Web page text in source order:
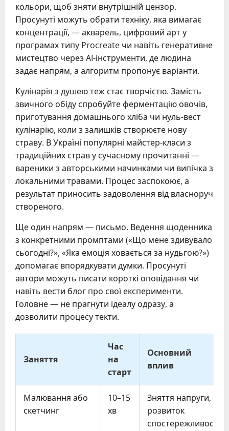
кольори, щоб зняти внутрішній цензор.
Просунуті можуть обрати техніку, яка вимагає
концентрації, — акварель, цифровий арт у
програмах типу Procreate чи навіть генеративне
мистецтво через AI-інструменти, де людина
задає напрям, а алгоритм пропонує варіанти.
Кулінарія з душею теж стає творчістю. Замість
звичного обіду спробуйте ферментацію овочів,
приготування домашнього хліба чи нуль-вест
кулінарію, коли з залишків створюєте нову
страву. В Україні популярні майстер-класи з
традиційних страв у сучасному прочитанні —
вареники з авторськими начинками чи випічка з
локальними травами. Процес заспокоює, а
результат приносить задоволення від власноруч
створеного.
Ще один напрям — письмо. Ведення щоденника
з конкретними промптами («Що мене здивувало
сьогодні?», «Яка емоція ховається за нудьгою?»)
допомагає впорядкувати думки. Просунуті
автори можуть писати короткі оповідання чи
навіть вести блог про свої експерименти.
Головне — не прагнути ідеалу одразу, а
дозволити процесу текти.
Заняття
Час
на
старт
Основний
вплив
Малювання або
скетчинг
10–15
хв
Зняття напруги,
розвиток
спостережливості